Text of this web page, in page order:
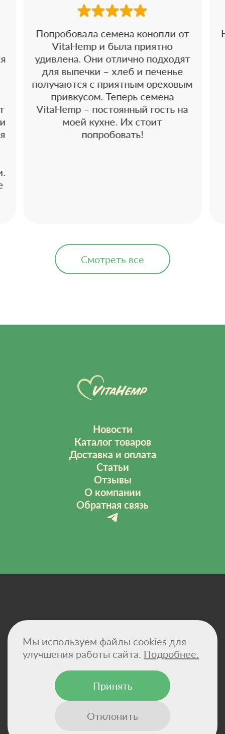
Попробовала семена конопли от
VitaHemp и была приятно
удивлена. Они отлично подходят
для выпечки – хлеб и печенье
получаются с приятным ореховым
привкусом. Теперь семена
VitaHemp – постоянный гость на
моей кухне. Их стоит
попробовать!
Смотреть все
Новости
Каталог товаров
Доставка и оплата
Статьи
Отзывы
О компании
Обратная связь
Договор-оферта
Сертификаты
Реквизиты компании
© 2026 - VitaHemp — натуральные масла CBD и
Мы используем файлы cookies для
улучшения работы сайта. Подробнее.
Принять
Отклонить